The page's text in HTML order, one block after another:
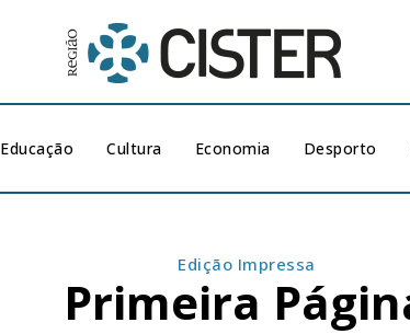
Educação Cultura Economia Desporto
Edição Impressa
Primeira